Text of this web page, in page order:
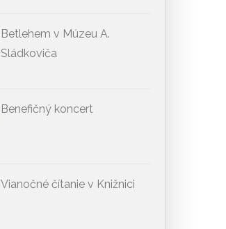
Betlehem v Múzeu A.
Sládkoviča
Benefičný koncert
Vianočné čítanie v Knižnici